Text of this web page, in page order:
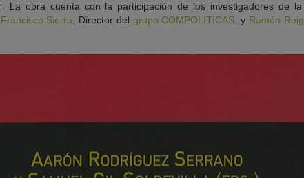
‘. La obra cuenta con la participación de los investigadores de la
Francisco Sierra , Director del grupo COMPOLITICAS , y Ramón Reig